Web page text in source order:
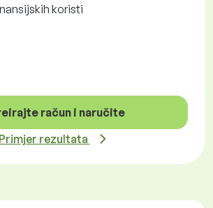
koristi
račun i naručite
Primjer rezultata